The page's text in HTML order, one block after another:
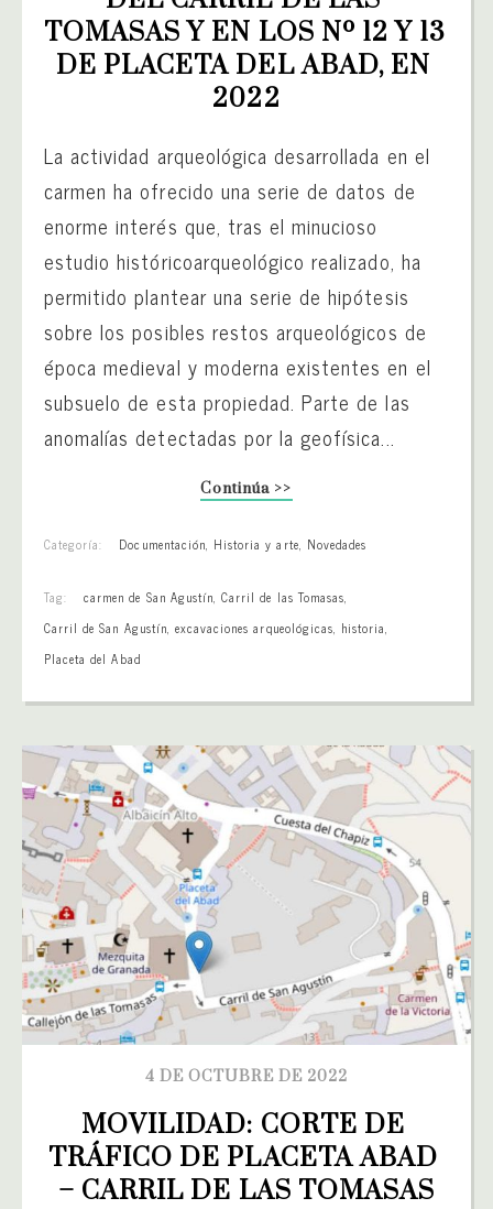
TOMASAS Y EN LOS Nº 12 Y 13
DE PLACETA DEL ABAD, EN
2022
La actividad arqueológica desarrollada en el
carmen ha ofrecido una serie de datos de
enorme interés que, tras el minucioso
estudio históricoarqueológico realizado, ha
permitido plantear una serie de hipótesis
sobre los posibles restos arqueológicos de
época medieval y moderna existentes en el
subsuelo de esta propiedad. Parte de las
anomalías detectadas por la geofísica...
Continúa >>
Categoría: Documentación, Historia y arte, Novedades
Tag: carmen de San Agustín,Carril de las Tomasas,
Carril de San Agustín, excavaciones arqueológicas, historia,
Placeta del Abad
4 DE OCTUBRE DE 2022
MOVILIDAD: CORTE DE
TRÁFICO DE PLACETA ABAD
– CARRIL DE LAS TOMASAS